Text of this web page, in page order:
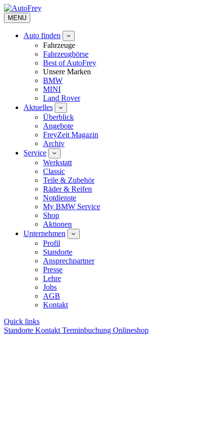
MENU
Auto finden
Fahrzeuge
Fahrzeugbörse
Best of AutoFrey
Unsere Marken
BMW
MINI
Land Rover
Aktuelles
Überblick
Angebote
FreyZeit Magazin
Archiv
Service
Werkstatt
Classic
Teile & Zubehör
Räder & Reifen
Notdienste
My BMW Service
Shop
Aktionen
Unternehmen
Profil
Standorte
Ansprechpartner
Presse
Lehre
Jobs
AGB
Kontakt
Quick links
Standorte Kontakt Terminbuchung Onlineshop